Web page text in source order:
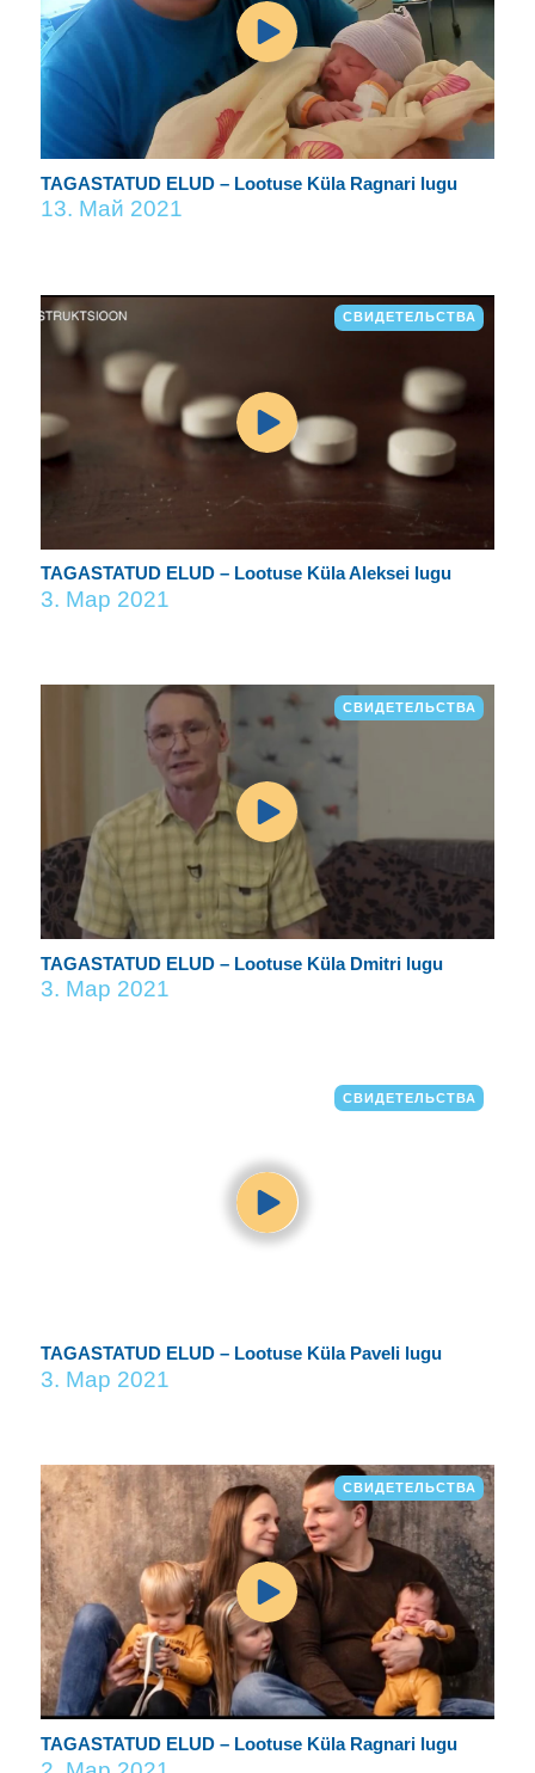
TAGASTATUD ELUD – Lootuse Küla Ragnari lugu
13. Май 2021
СВИДЕТЕЛЬСТВА
TAGASTATUD ELUD – Lootuse Küla Aleksei lugu
3. Мар 2021
СВИДЕТЕЛЬСТВА
TAGASTATUD ELUD – Lootuse Küla Dmitri lugu
3. Мар 2021
СВИДЕТЕЛЬСТВА
TAGASTATUD ELUD – Lootuse Küla Paveli lugu
3. Мар 2021
СВИДЕТЕЛЬСТВА
TAGASTATUD ELUD – Lootuse Küla Ragnari lugu